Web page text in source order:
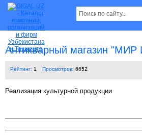
Антикварный магазин
Рейтинг: 1 Просмотров: 6652
Реализация культурной продукции